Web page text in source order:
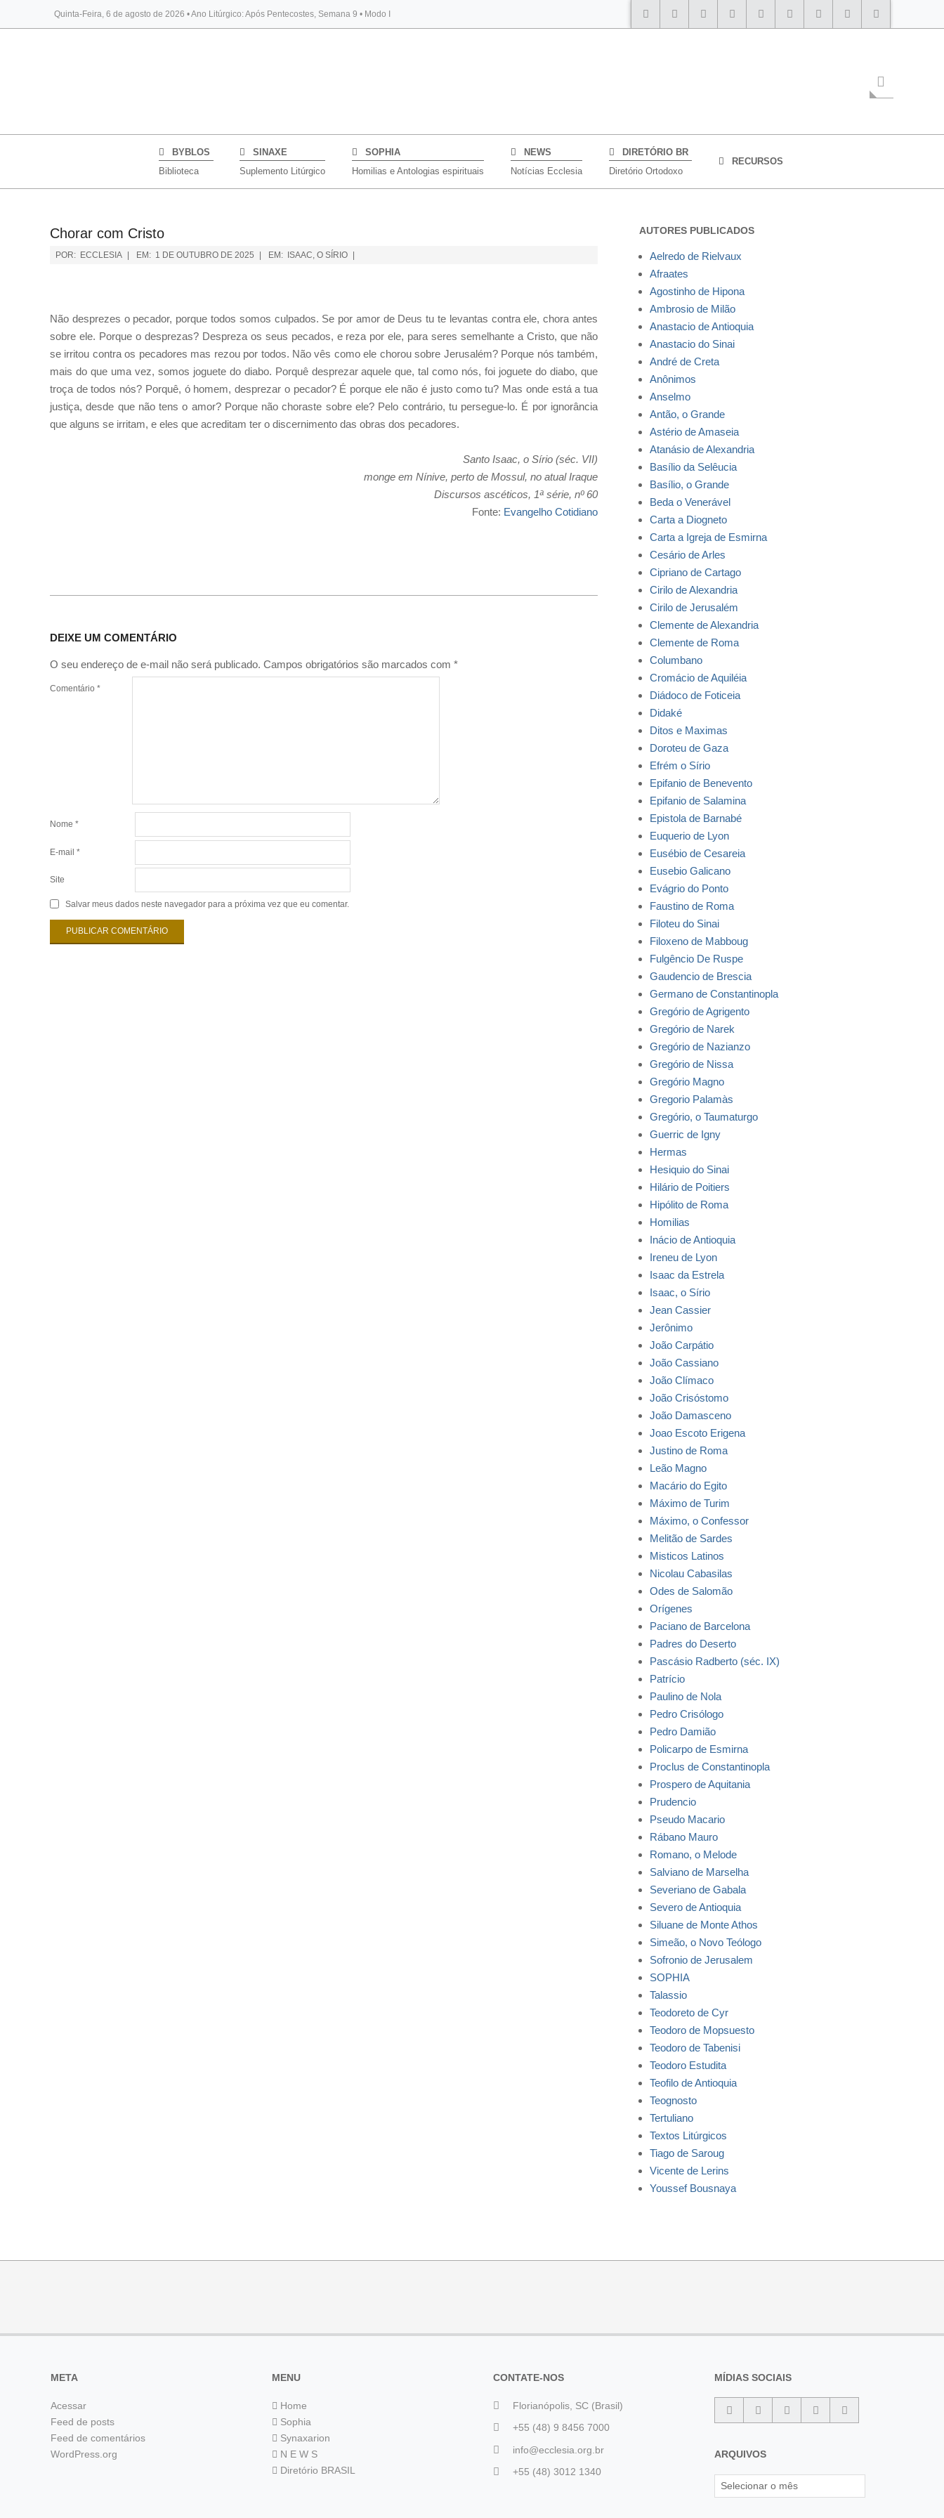
Quinta-Feira, 6 de agosto de 2026 • Ano Litúrgico: Após Pentecostes, Semana 9 • Modo I
BYBLOS
BYBLOS
Biblioteca
SINAXE
Suplemento Litúrgico
SOPHIA
Homilias e Antologias espirituais
NEWS
Notícias Ecclesia
DIRETÓRIO BR
Diretório Ortodoxo
RECURSOS
Chorar com Cristo
POR: ECCLESIA EM: 1 DE OUTUBRO DE 2025 EM: ISAAC, O SÍRIO
Não desprezes o pecador, porque todos somos culpados. Se por amor de Deus tu te levantas contra ele, chora antes
sobre ele. Porque o desprezas? Despreza os seus pecados, e reza por ele, para seres semelhante a Cristo, que não
se irritou contra os pecadores mas rezou por todos. Não vês como ele chorou sobre Jerusalém? Porque nós também,
mais do que uma vez, somos joguete do diabo. Porquê desprezar aquele que, tal como nós, foi joguete do diabo, que
troça de todos nós? Porquê, ó homem, desprezar o pecador? É porque ele não é justo como tu? Mas onde está a tua
justiça, desde que não tens o amor? Porque não choraste sobre ele? Pelo contrário, tu persegue-lo. É por ignorância
que alguns se irritam, e eles que acreditam ter o discernimento das obras dos pecadores.
Santo Isaac, o Sírio (séc. VII)
monge em Nínive, perto de Mossul, no atual Iraque
Discursos ascéticos, 1ª série, nº 60
Fonte: Evangelho Cotidiano
DEIXE UM COMENTÁRIO
O seu endereço de e-mail não será publicado. Campos obrigatórios são marcados com *
Comentário *
Nome *
E-mail *
Site
Salvar meus dados neste navegador para a próxima vez que eu comentar.
AUTORES PUBLICADOS
Aelredo de Rielvaux
Afraates
Agostinho de Hipona
Ambrosio de Milão
Anastacio de Antioquia
Anastacio do Sinai
André de Creta
Anônimos
Anselmo
Antão, o Grande
Astério de Amaseia
Atanásio de Alexandria
Basílio da Selêucia
Basílio, o Grande
Beda o Venerável
Carta a Diogneto
Carta a Igreja de Esmirna
Cesário de Arles
Cipriano de Cartago
Cirilo de Alexandria
Cirilo de Jerusalém
Clemente de Alexandria
Clemente de Roma
Columbano
Cromácio de Aquiléia
Diádoco de Foticeia
Didaké
Ditos e Maximas
Doroteu de Gaza
Efrém o Sírio
Epifanio de Benevento
Epifanio de Salamina
Epistola de Barnabé
Euquerio de Lyon
Eusébio de Cesareia
Eusebio Galicano
Evágrio do Ponto
Faustino de Roma
Filoteu do Sinai
Filoxeno de Mabboug
Fulgêncio De Ruspe
Gaudencio de Brescia
Germano de Constantinopla
Gregório de Agrigento
Gregório de Narek
Gregório de Nazianzo
Gregório de Nissa
Gregório Magno
Gregorio Palamàs
Gregório, o Taumaturgo
Guerric de Igny
Hermas
Hesiquio do Sinai
Hilário de Poitiers
Hipólito de Roma
Homilias
Inácio de Antioquia
Ireneu de Lyon
Isaac da Estrela
Isaac, o Sírio
Jean Cassier
Jerônimo
João Carpátio
João Cassiano
João Clímaco
João Crisóstomo
João Damasceno
Joao Escoto Erigena
Justino de Roma
Leão Magno
Macário do Egito
Máximo de Turim
Máximo, o Confessor
Melitão de Sardes
Misticos Latinos
Nicolau Cabasilas
Odes de Salomão
Orígenes
Paciano de Barcelona
Padres do Deserto
Pascásio Radberto (séc. IX)
Patrício
Paulino de Nola
Pedro Crisólogo
Pedro Damião
Policarpo de Esmirna
Proclus de Constantinopla
Prospero de Aquitania
Prudencio
Pseudo Macario
Rábano Mauro
Romano, o Melode
Salviano de Marselha
Severiano de Gabala
Severo de Antioquia
Siluane de Monte Athos
Simeão, o Novo Teólogo
Sofronio de Jerusalem
SOPHIA
Talassio
Teodoreto de Cyr
Teodoro de Mopsuesto
Teodoro de Tabenisi
Teodoro Estudita
Teofilo de Antioquia
Teognosto
Tertuliano
Textos Litúrgicos
Tiago de Saroug
Vicente de Lerins
Youssef Bousnaya
META
Acessar
Feed de posts
Feed de comentários
WordPress.org
MENU
Home
Sophia
Synaxarion
N E W S
Diretório BRASIL
CONTATE-NOS
Florianópolis, SC (Brasil)
+55 (48) 9 8456 7000
info@ecclesia.org.br
+55 (48) 3012 1340
MÍDIAS SOCIAIS
ARQUIVOS